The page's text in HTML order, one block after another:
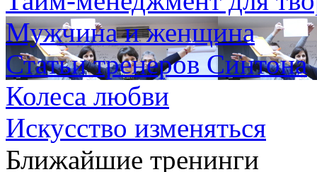
Мужчина и женщина
Статьи тренеров Синтона
Колеса любви
Искусство изменяться
Ближайшие тренинги